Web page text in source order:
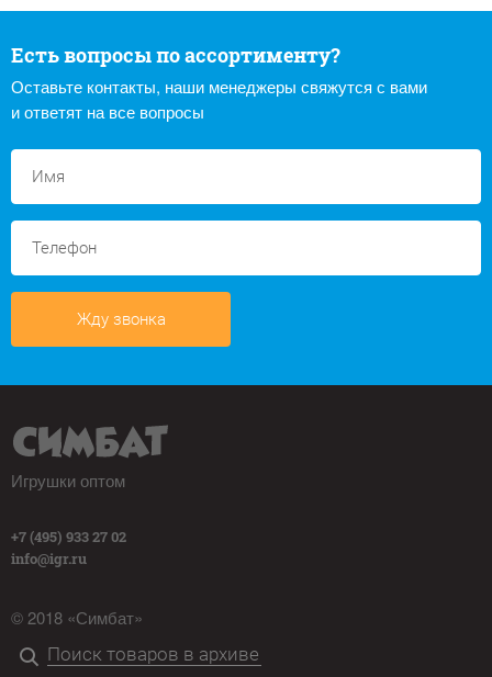
Есть вопросы по ассортименту?
Оставьте контакты, наши менеджеры свяжутся с вами
и ответят на все вопросы
Жду звонка
Игрушки оптом
+7 (495) 933 27 02
info@igr.ru
© 2018 «Симбат»